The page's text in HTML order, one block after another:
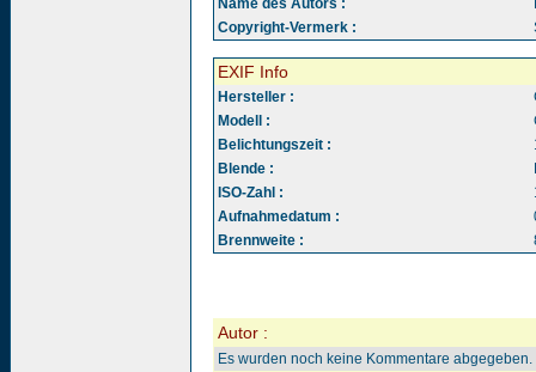
Name des Autors :
Copyright-Vermerk :
EXIF Info
Hersteller :
Modell :
Belichtungszeit :
Blende :
ISO-Zahl :
Aufnahmedatum :
Brennweite :
Autor :
Es wurden noch keine Kommentare abgegeben.